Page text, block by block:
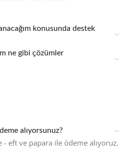
konusunda destek
ne gibi çözümler
alıyorsunuz?
- eft ve papara ile ödeme alıyoruz.